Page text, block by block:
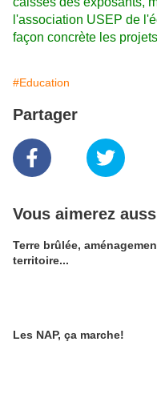
l'association USEP de
façon concrète les
#Education
Partager
Vous aimerez
Terre brûlée,
territoire...
Les NAP, ça marche!